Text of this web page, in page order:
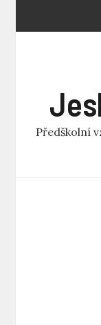
Předškolní